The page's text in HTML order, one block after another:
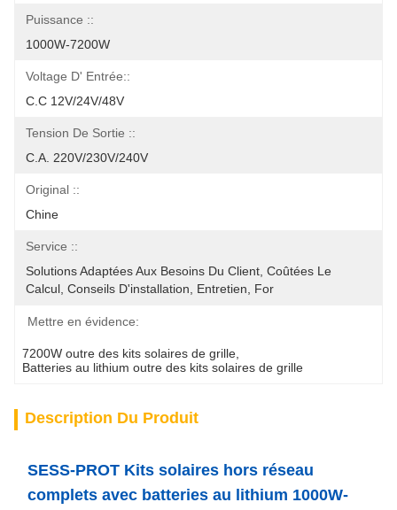
Puissance ::
1000W-7200W
Voltage D' Entrée::
C.C 12V/24V/48V
Tension De Sortie ::
C.A. 220V/230V/240V
Original ::
Chine
Service ::
Solutions Adaptées Aux Besoins Du Client, Coûtées Le
Calcul, Conseils D'installation, Entretien, For
Mettre en évidence:
7200W outre des kits solaires de grille
Batteries au lithium outre des kits solaires de grille
Description Du Produit
SESS-PROT Kits solaires hors réseau
complets avec batteries au lithium 1000W-